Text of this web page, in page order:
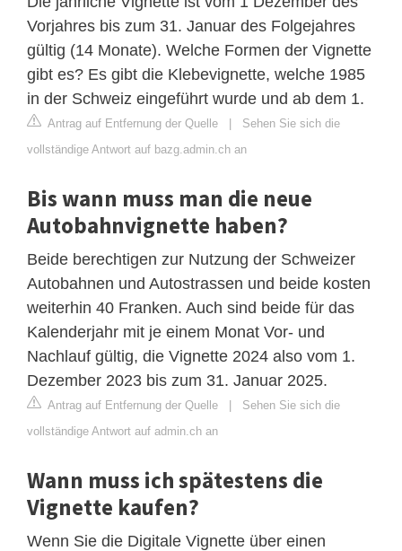
Vorjahres bis zum 31. Januar des Folgejahres
gültig (14 Monate). Welche Formen der Vignette
gibt es? Es gibt die Klebevignette, welche 1985
in der Schweiz eingeführt wurde und ab dem 1.
Antrag auf Entfernung der Quelle | Sehen Sie sich die
vollständige Antwort auf bazg.admin.ch an
Bis wann muss man die neue
Autobahnvignette haben?
Beide berechtigen zur Nutzung der Schweizer
Autobahnen und Autostrassen und beide kosten
weiterhin 40 Franken. Auch sind beide für das
Kalenderjahr mit je einem Monat Vor- und
Nachlauf gültig, die Vignette 2024 also vom 1.
Dezember 2023 bis zum 31. Januar 2025.
Antrag auf Entfernung der Quelle | Sehen Sie sich die
vollständige Antwort auf admin.ch an
Wann muss ich spätestens die
Vignette kaufen?
Wenn Sie die Digitale Vignette über einen